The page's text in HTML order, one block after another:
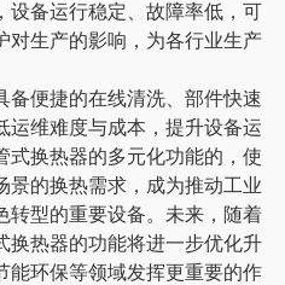
设备运行稳定、故障率低，可
对生产的影响，为各行业生产
便捷的在线清洗、部件快速
运维难度与成本，提升设备运
式换热器的多元化功能的，使
景的换热需求，成为推动工业
转型的重要设备。未来，随着
换热器的功能将进一步优化升
能环保等领域发挥更重要的作